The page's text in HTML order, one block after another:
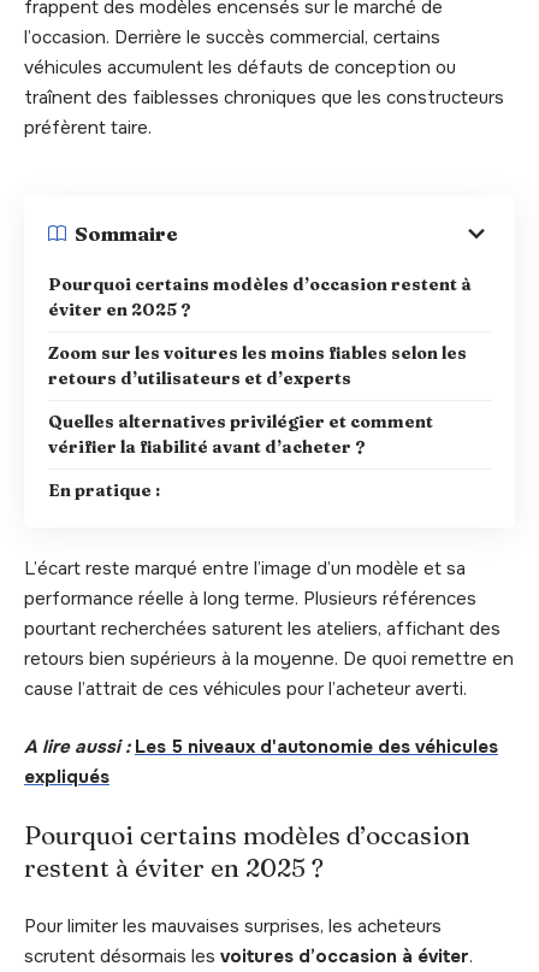
frappent des modèles encensés sur le marché de
l’occasion. Derrière le succès commercial, certains
véhicules accumulent les défauts de conception ou
traînent des faiblesses chroniques que les constructeurs
préfèrent taire.
Sommaire
Pourquoi certains modèles d’occasion restent à
éviter en 2025 ?
Zoom sur les voitures les moins fiables selon les
retours d’utilisateurs et d’experts
Quelles alternatives privilégier et comment
vérifier la fiabilité avant d’acheter ?
En pratique :
L’écart reste marqué entre l’image d’un modèle et sa
performance réelle à long terme. Plusieurs références
pourtant recherchées saturent les ateliers, affichant des
retours bien supérieurs à la moyenne. De quoi remettre en
cause l’attrait de ces véhicules pour l’acheteur averti.
A lire aussi : Les 5 niveaux d'autonomie des véhicules
expliqués
Pourquoi certains modèles d’occasion
restent à éviter en 2025 ?
Pour limiter les mauvaises surprises, les acheteurs
scrutent désormais les voitures d’occasion à éviter.